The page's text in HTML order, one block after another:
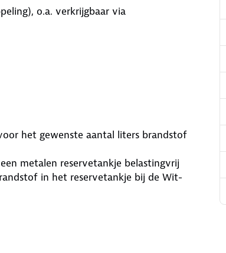
o.a. verkrijgbaar via
het gewenste aantal liters brandstof
metalen reservetankje belastingvrij
in het reservetankje bij de Wit-